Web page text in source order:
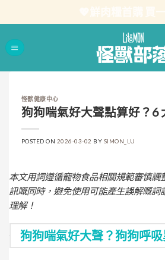
怪獸健康中心
狗狗喘氣好大聲點算好？6
POSTED ON 2026-03-02 BY SIMON_LU
本文用詞遵循寵物食品相關規範審慎調
訊嘅同時，避免使用可能產生誤解嘅詞
理解！
狗狗喘氣好大聲？狗狗呼